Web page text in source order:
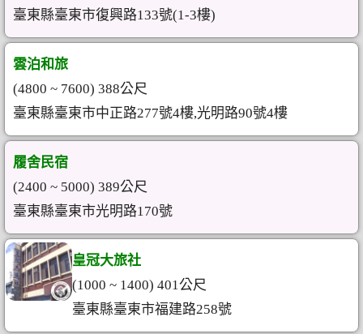
臺東縣臺東市復興路133號(1-3樓)
雲泊和旅
(4800 ~ 7600) 388公尺
臺東縣臺東市中正路277號4樓,光明路90號4樓
履舍民宿
(2400 ~ 5000) 389公尺
臺東縣臺東市光明路170號
皇冠大旅社
(1000 ~ 1400) 401公尺
臺東縣臺東市福建路258號